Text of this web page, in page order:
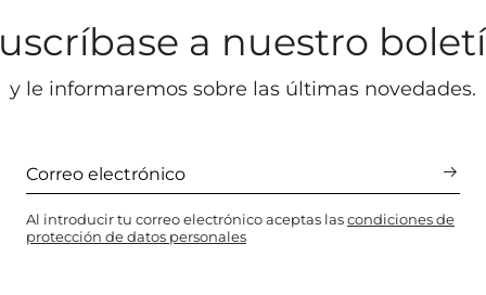
a nuestro
y le informaremos sobre las últimas novedades.
Al introducir tu correo electrónico aceptas lascondiciones de
protección de datos personales